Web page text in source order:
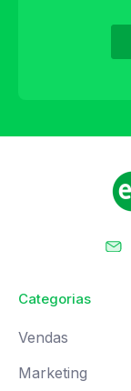
Categorias
Vendas
Marketing